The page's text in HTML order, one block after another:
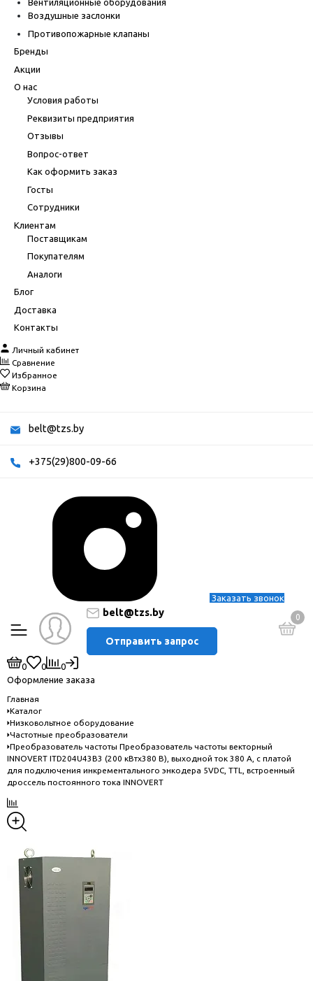
Вентиляционные оборудования
Воздушные заслонки
Противопожарные клапаны
Бренды
Акции
О нас
Условия работы
Реквизиты предприятия
Отзывы
Вопрос-ответ
Как оформить заказ
Госты
Сотрудники
Клиентам
Поставщикам
Покупателям
Аналоги
Блог
Доставка
Контакты
Личный кабинет
Сравнение
Избранное
Корзина
belt@tzs.by
+375(29)800-09-66
Заказать звонок
belt@tzs.by
Отправить запрос
0
0 0
0
Оформление заказа
Главная
Каталог
Низковольтное оборудование
Частотные преобразователи
Преобразователь частоты Преобразователь частоты векторный
INNOVERT ITD204U43B3 (200 кВтx380 В), выходной ток 380 А, с платой
для подключения инкрементального энкодера 5VDC, TTL, встроенный
дроссель постоянного тока INNOVERT